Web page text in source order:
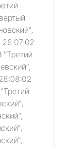
26:07:02
"Третий